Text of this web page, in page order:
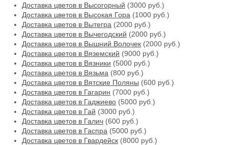
Доставка цветов в Высогорный (3000 руб.)
Доставка цветов в Высокая Гора (1000 руб.)
Доставка цветов в Вытегра (2000 руб.)
Доставка цветов в Вычегодский (2000 руб.)
Доставка цветов в Вышний Волочек (2000 руб.)
Доставка цветов в Вяземский (9000 руб.)
Доставка цветов в Вязники (5000 руб.)
Доставка цветов в Вязьма (800 руб.)
Доставка цветов в Вятские Поляны (600 руб.)
Доставка цветов в Гагарин (7000 руб.)
Доставка цветов в Гаджиево (5000 руб.)
Доставка цветов в Гай (3000 руб.)
Доставка цветов в Галич (600 руб.)
Доставка цветов в Гаспра (5000 руб.)
Доставка цветов в Гвардейск (8000 руб.)